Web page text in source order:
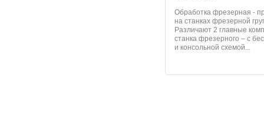
Обработка фрезерная -
на станках фрезерной
Различают 2 главные
станка фрезерного – с
и консольной схемой...